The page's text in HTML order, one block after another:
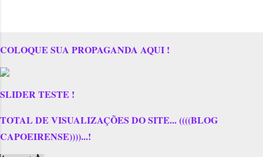
COLOQUE SUA PROPAGANDA AQUI !
SLIDER TESTE !
TOTAL DE VISUALIZAÇÕES DO SITE... ((((BLOG
CAPOEIRENSE))))...!